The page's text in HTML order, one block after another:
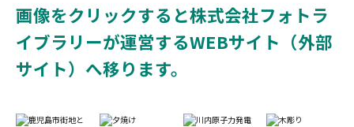
画像をクリックすると株式会社フォトラ
イブラリーが運営するWEBサイト（外部
サイト）へ移ります。